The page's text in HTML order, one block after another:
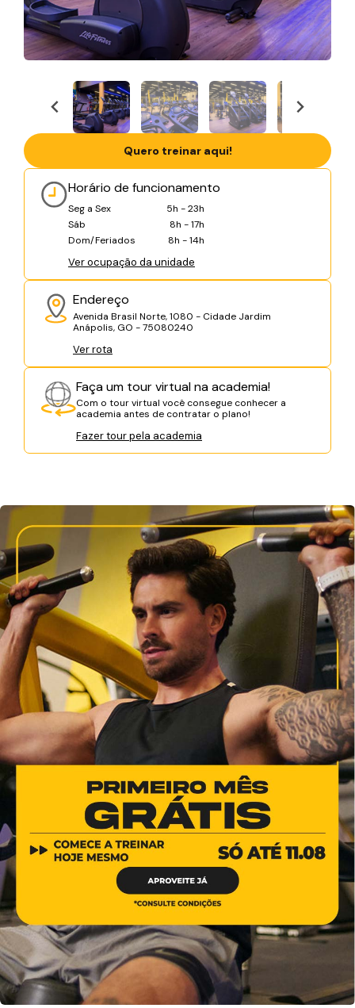
Horário de funcionamento
Seg a Sex
5h - 23h
Sáb
8h - 17h
Dom/Feriados
8h - 14h
Ver ocupação da unidade
Endereço
Avenida Brasil Norte, 1080 - Cidade Jardim
Anápolis, GO - 75080240
Ver rota
Faça um tour virtual na academia!
Com o tour virtual você consegue conhecer a
academia antes de contratar o plano!
Fazer tour pela academia
Quero treinar aqui!